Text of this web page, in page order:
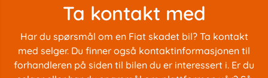
Ta kontakt med
Har du spørsmål om en Fiat skadet bil? Ta kontakt
med selger. Du finner også kontaktinformasjonen til
forhandleren på siden til bilen du er interessert i. Er du